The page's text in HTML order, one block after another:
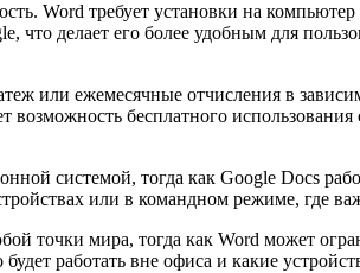
Word требует установки на
что делает его более удобным для
или ежемесячные отчисления в
бесплатного
системой, тогда как Google Docs
или в командном режиме, где
точки мира, тогда как Word может
работать вне офиса и какие